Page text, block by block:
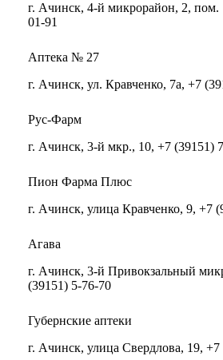
г. Ачинск, 4-й микрорайон, 2, пом.
01-91
Аптека № 27
г. Ачинск, ул. Кравченко, 7а, +7
Рус-Фарм
г. Ачинск, 3-й мкр., 10, +7 (39151)
Пион Фарма Плюс
г. Ачинск, улица Кравченко, 9, +7
Агава
г. Ачинск, 3-й Привокзальный
(39151) 5-76-70
Губернские аптеки
г. Ачинск, улица Свердлова, 19,